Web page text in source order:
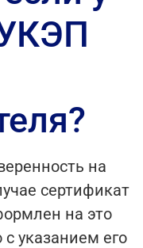
на
сертификат
на это
указанием его